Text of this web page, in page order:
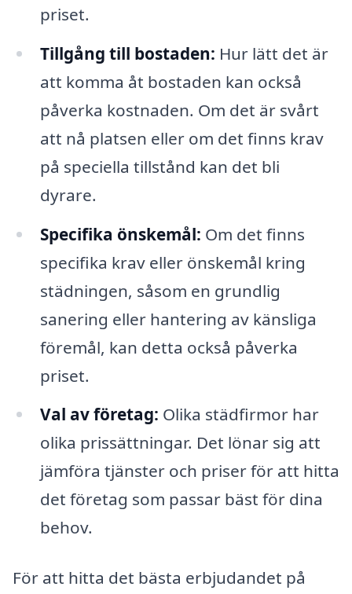
priset.
Tillgång till bostaden: Hur lätt det är
att komma åt bostaden kan också
påverka kostnaden. Om det är svårt
att nå platsen eller om det finns krav
på speciella tillstånd kan det bli
dyrare.
Specifika önskemål: Om det finns
specifika krav eller önskemål kring
städningen, såsom en grundlig
sanering eller hantering av känsliga
föremål, kan detta också påverka
priset.
Val av företag: Olika städfirmor har
olika prissättningar. Det lönar sig att
jämföra tjänster och priser för att hitta
det företag som passar bäst för dina
behov.
För att hitta det bästa erbjudandet på